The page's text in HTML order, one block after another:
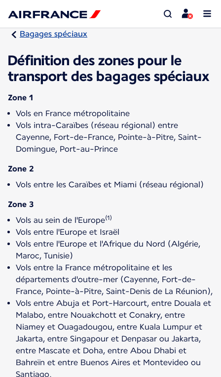
Bagages spéciaux
Définition des zones pour le
transport des bagages spéciaux
Zone 1
Vols en France métropolitaine
Vols intra-Caraïbes (réseau régional) entre
Cayenne, Fort-de-France, Pointe-à-Pitre, Saint-
Domingue, Port-au-Prince
Zone 2
Vols entre les Caraïbes et Miami (réseau régional)
Zone 3
Vols au sein de l'Europe(1)
Vols entre l'Europe et Israël
Vols entre l'Europe et l'Afrique du Nord (Algérie,
Maroc, Tunisie)
Vols entre la France métropolitaine et les
départements d'outre-mer (Cayenne, Fort-de-
France, Pointe-à-Pitre, Saint-Denis de La Réunion),
Vols entre Abuja et Port-Harcourt, entre Douala et
Malabo, entre Nouakchott et Conakry, entre
Niamey et Ouagadougou, entre Kuala Lumpur et
Jakarta, entre Singapour et Denpasar ou Jakarta,
entre Mascate et Doha, entre Abou Dhabi et
Bahreïn et entre Buenos Aires et Montevideo ou
Santiago.